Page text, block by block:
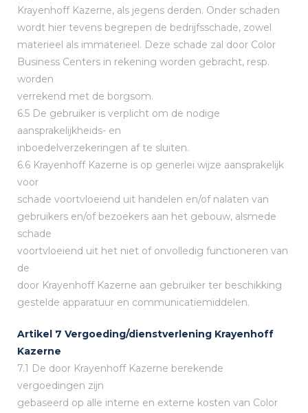
Krayenhoff Kazerne, als jegens derden. Onder schaden
wordt hier tevens begrepen de bedrijfsschade, zowel
materieel als immaterieel. Deze schade zal door Color
Business Centers in rekening worden gebracht, resp.
worden
verrekend met de borgsom.
6.5 De gebruiker is verplicht om de nodige
aansprakelijkheids- en
inboedelverzekeringen af te sluiten.
6.6 Krayenhoff Kazerne is op generlei wijze aansprakelijk
voor
schade voortvloeiend uit handelen en/of nalaten van
gebruikers en/of bezoekers aan het gebouw, alsmede
schade
voortvloeiend uit het niet of onvolledig functioneren van
de
door Krayenhoff Kazerne aan gebruiker ter beschikking
gestelde apparatuur en communicatiemiddelen.
Artikel 7 Vergoeding/dienstverlening Krayenhoff
Kazerne
7.1 De door Krayenhoff Kazerne berekende
vergoedingen zijn
gebaseerd op alle interne en externe kosten van Color